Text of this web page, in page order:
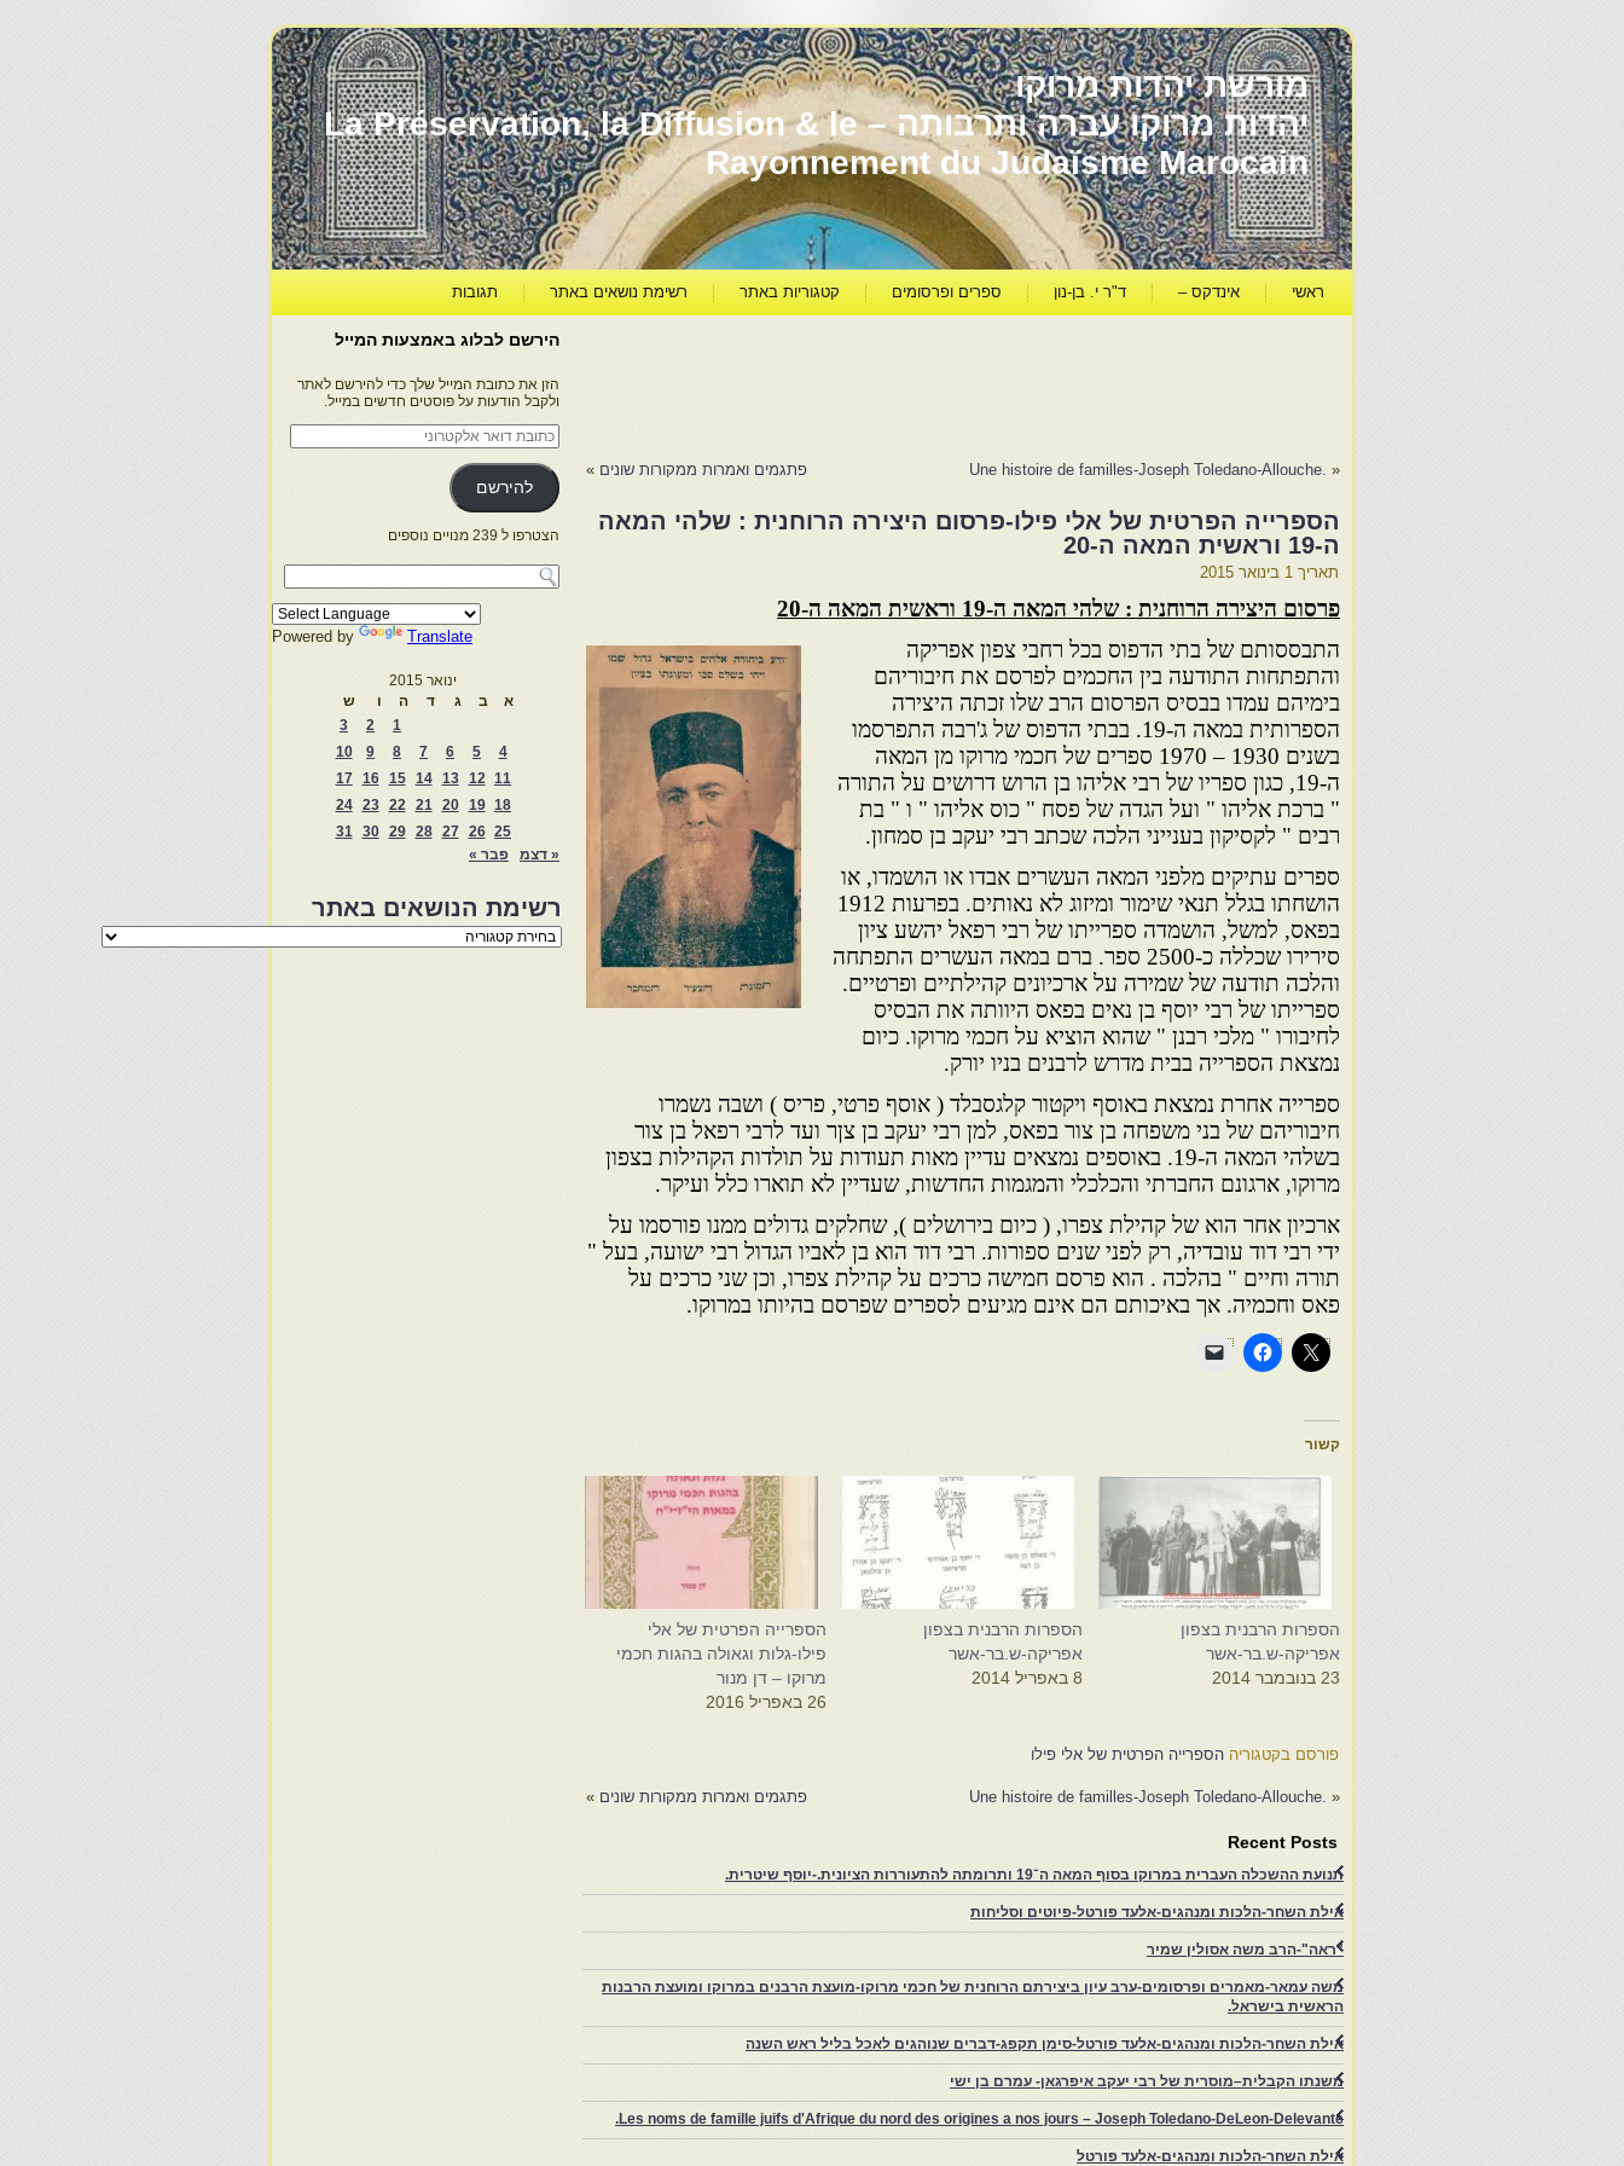
מורשת יהדות מרוקו
יהדות מרוקו עברה ותרבותה – La Préservation, la Diffusion & le
Rayonnement du Judaïsme Marocain
ראשי אינדקס – ד"ר י. בן-נון ספרים ופרסומים קטגוריות באתר רשימת נושאים באתר תגובות
«
.Une histoire de familles-Joseph Toledano-Allouche פתגמים ואמרות ממקורות שונים »
הספרייה הפרטית של אלי פילו-פרסום היצירה הרוחנית : שלהי המאה
ה-19 וראשית המאה ה-20
תאריך 1 בינואר 2015
פרסום היצירה הרוחנית : שלהי המאה ה-19 וראשית המאה ה-20
התבססותם של בתי הדפוס בכל רחבי צפון אפריקה
והתפתחות התודעה בין החכמים לפרסם את חיבוריהם
בימיהם עמדו בבסיס הפרסום הרב שלו זכתה היצירה
הספרותית במאה ה-19. בבתי הדפוס של ג'רבה התפרסמו
בשנים 1930 – 1970 ספרים של חכמי מרוקו מן המאה
ה-19, כגון ספריו של רבי אליהו בן הרוש דרושים על התורה
" ברכת אליהו " ועל הגדה של פסח " כוס אליהו " ו " בת
רבים " לקסיקון בענייני הלכה שכתב רבי יעקב בן סמחון.
ספרים עתיקים מלפני המאה העשרים אבדו או הושמדו, או
הושחתו בגלל תנאי שימור ומיזוג לא נאותים. בפרעות 1912
בפאס, למשל, הושמדה ספרייתו של רבי רפאל יהשע ציון
סירירו שכללה כ-2500 ספר. ברם במאה העשרים התפתחה
והלכה תודעה של שמירה על ארכיונים קהילתיים ופרטיים.
ספרייתו של רבי יוסף בן נאים בפאס היוותה את הבסיס
לחיבורו " מלכי רבנן " שהוא הוציא על חכמי מרוקו. כיום
נמצאת הספרייה בבית מדרש לרבנים בניו יורק.
ספרייה אחרת נמצאת באוסף ויקטור קלגסבלד ( אוסף פרטי, פריס ) ושבה נשמרו
חיבוריהם של בני משפחה בן צור בפאס, למן רבי יעקב בן צןר ועד לרבי רפאל בן צור
בשלהי המאה ה-19. באוספים נמצאים עדיין מאות תעודות על תולדות הקהילות בצפון
מרוקו, ארגונם החברתי והכלכלי והמגמות החדשות, שעדיין לא תוארו כלל ועיקר.
ארכיון אחר הוא של קהילת צפרו, ( כיום בירושלים ), שחלקים גדולים ממנו פורסמו על
ידי רבי דוד עובדיה, רק לפני שנים ספורות. רבי דוד הוא בן לאביו הגדול רבי ישועה, בעל "
תורה וחיים " בהלכה . הוא פרסם חמישה כרכים על קהילת צפרו, וכן שני כרכים על
פאס וחכמיה. אך באיכותם הם אינם מגיעים לספרים שפרסם בהיותו במרוקו.
קשור
הספרות הרבנית בצפון
אפריקה-ש.בר-אשר
23 בנובמבר 2014
הספרות הרבנית בצפון
אפריקה-ש.בר-אשר
8 באפריל 2014
הספרייה הפרטית של אלי
פילו-גלות וגאולה בהגות חכמי
מרוקו – דן מנור
26 באפריל 2016
פורסם בקטגוריה הספרייה הפרטית של אלי פילו
«
.Une histoire de familles-Joseph Toledano-Allouche פתגמים ואמרות ממקורות שונים »
Recent Posts
תנועת ההשכלה העברית במרוקו בסוף המאה ה־19 ותרומתה להתעוררות הציונית.-יוסף שיטרית.
אילת השחר-הלכות ומנהגים-אלעד פורטל-פיוטים וסליחות
"ראה"-הרב משה אסולין שמיר
משה עמאר-מאמרים ופרסומים-ערב עיון ביצירתם הרוחנית של חכמי מרוקו-מועצת הרבנים במרוקו ומועצת הרבנות
הראשית בישראל.
אילת השחר-הלכות ומנהגים-אלעד פורטל-סימן תקפג-דברים שנוהגים לאכל בליל ראש השנה
משנתו הקבלית–מוסרית של רבי יעקב איפרגאן- עמרם בן ישי
Les noms de famille juifs d'Afrique du nord des origines a nos jours – Joseph Toledano-DeLeon-Delevante.
אילת השחר-הלכות ומנהגים-אלעד פורטל
הירשם לבלוג באמצעות המייל
הזן את כתובת המייל שלך כדי להירשם לאתר
ולקבל הודעות על פוסטים חדשים במייל.
כתובת
דואר
אלקטרוני
להירשם
הצטרפו ל 239 מנויים נוספים
Powered by Translate
ינואר 2015
א
ב ג ד ה ו
ש
1
2
3
4
5
6
7
8
9
10
11
12
13
14
15
16
17
18
19
20
21
22
23
24
25
26
27
28
29
30
31
« דצמ
פבר »
רשימת הנושאים באתר
רשימת
הנושאים